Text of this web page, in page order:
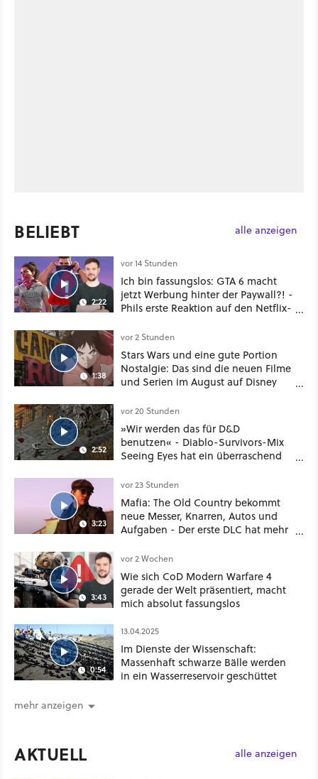
BELIEBT alle anzeigen
2:22
vor 14 Stunden
Ich bin fassungslos: GTA 6 macht
jetzt Werbung hinter der Paywall?! -
Phils erste Reaktion auf den Netflix-
1:38
vor 2 Stunden
Stars Wars und eine gute Portion
Nostalgie: Das sind die neuen Filme
und Serien im August auf Disney
2:52
vor 20 Stunden
»Wir werden das für D&D
benutzen« - Diablo-Survivors-Mix
Seeing Eyes hat ein überraschend
3:23
vor 23 Stunden
Mafia: The Old Country bekommt
neue Messer, Knarren, Autos und
Aufgaben - Der erste DLC hat mehr
3:43
vor 2 Wochen
Wie sich CoD Modern Warfare 4
gerade der Welt präsentiert, macht
mich absolut fassungslos
0:54
13.04.2025
Im Dienste der Wissenschaft:
Massenhaft schwarze Bälle werden
in ein Wasserreservoir geschüttet
mehr anzeigen
AKTUELL alle anzeigen